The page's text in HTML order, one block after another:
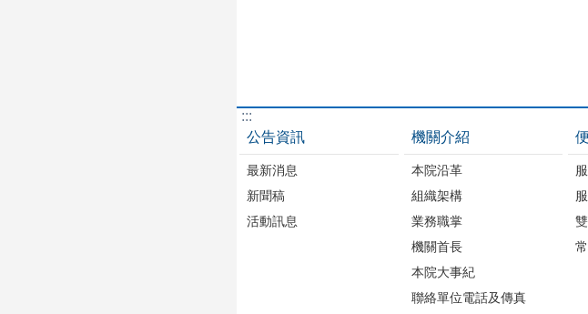
:::
公告資訊
最新消息
新聞稿
活動訊息
機關介紹
本院沿革
組織架構
業務職掌
機關首長
本院大事紀
聯絡單位電話及傳真